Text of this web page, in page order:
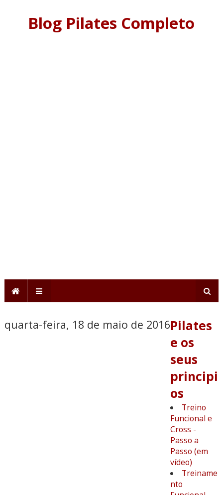
Blog Pilates Completo
quarta-feira, 18 de maio de 2016Pilates
e os
seus
principi
os
Treino
Funcional e
Cross -
Passo a
Passo (em
vídeo)
Treiname
nto